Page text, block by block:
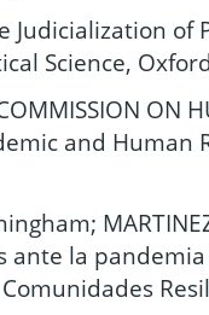
Judicialization
Science,
ON
and Human
ante la